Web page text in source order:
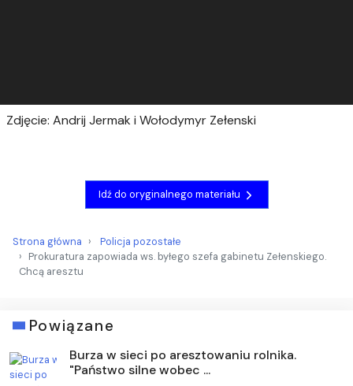
Zdjęcie: Andrij Jermak i Wołodymyr Zełenski
Idź do oryginalnego materiału
Strona główna
Policja pozostałe
Prokuratura zapowiada ws. byłego szefa gabinetu Zełenskiego.
Chcą aresztu
Powiązane
Burza w sieci po aresztowaniu rolnika.
"Państwo silne wobec ...